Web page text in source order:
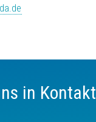
in Kontakt